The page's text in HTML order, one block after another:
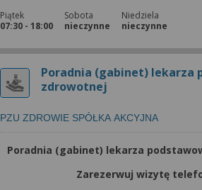
Piątek
07:30 - 18:00
Sobota
nieczynne
Niedziela
nieczynne
Poradnia (gabinet) lekarza
zdrowotnej
PZU ZDROWIE SPÓŁKA AKCYJNA
Poradnia (gabinet) lekarza
Zarezerwuj wizytę